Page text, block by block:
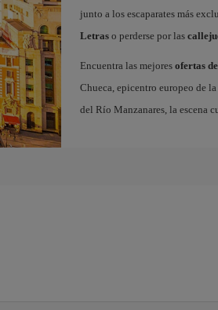
junto a los escaparates más
Letraso perderse por las
Encuentra las mejores ofertas
Chueca, epicentro europeo de
del Río Manzanares, la escena